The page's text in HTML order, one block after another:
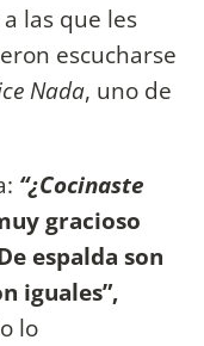
las que les
escucharse
Nada, uno de
“¿Cocinaste
gracioso
espalda son
iguales”,
lo